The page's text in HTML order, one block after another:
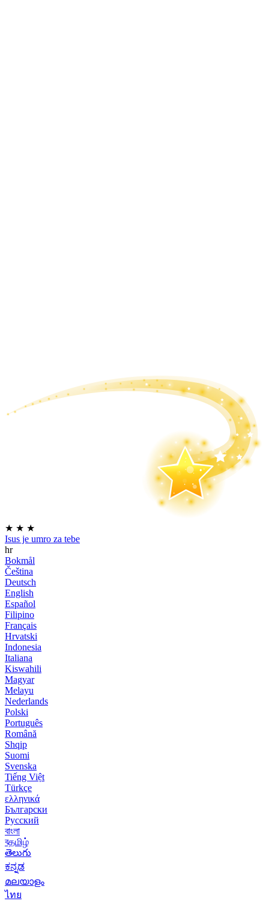
★ ★ ★
Isus je umro za tebe
hr
Bokmål
Čeština
Deutsch
English
Español
Filipino
Français
Hrvatski
Indonesia
Italiana
Kiswahili
Magyar
Melayu
Nederlands
Polski
Português
Română
Shqip
Suomi
Svenska
Tiếng Việt
Türkçe
ελληνικά
Български
Русский
বাংলা
বதமிழ்
తెలుగు
ಕನ್ನಡ
മലയാളം
ไทย